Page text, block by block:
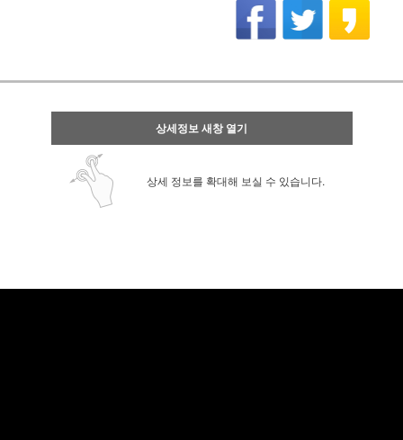
상세정보 새창 열기
상세 정보를 확대해 보실 수 있습니다.